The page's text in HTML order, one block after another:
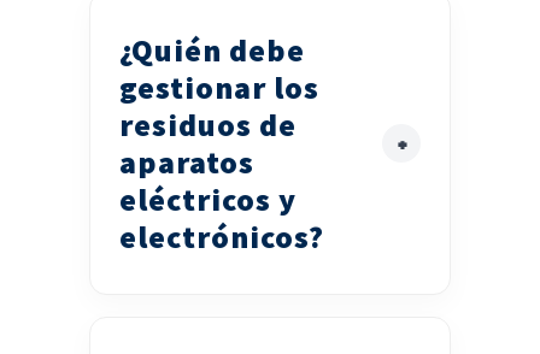
¿Quién debe
gestionar los
residuos de
aparatos
eléctricos y
electrónicos?